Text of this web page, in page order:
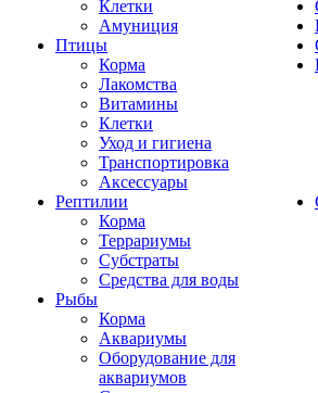
Клетки
Амуниция
Птицы
Корма
Лакомства
Витамины
Клетки
Уход и гигиена
Транспортировка
Аксессуары
Рептилии
Корма
Террариумы
Субстраты
Средства для воды
Рыбы
Корма
Аквариумы
Оборудование для
аквариумов